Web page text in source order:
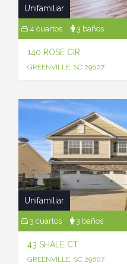
Unifamiliar
4 cuartos 3 baños
140 ROSE CIR
GREENVILLE, SC 29607
Unifamiliar
3 cuartos 3 baños
43 SHALE CT
GREENVILLE, SC 29607